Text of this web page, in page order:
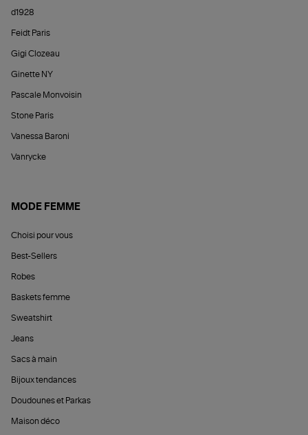
d1928
Feidt Paris
Gigi Clozeau
Ginette NY
Pascale Monvoisin
Stone Paris
Vanessa Baroni
Vanrycke
MODE FEMME
Choisi pour vous
Best-Sellers
Robes
Baskets femme
Sweatshirt
Jeans
Sacs à main
Bijoux tendances
Doudounes et Parkas
Maison déco